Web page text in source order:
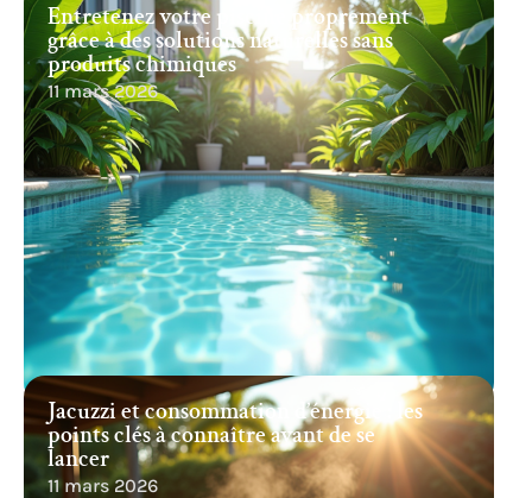
Entretenez votre piscine proprement
grâce à des solutions naturelles sans
produits chimiques
11 mars 2026
Jacuzzi et consommation d’énergie : les
points clés à connaître avant de se
lancer
11 mars 2026